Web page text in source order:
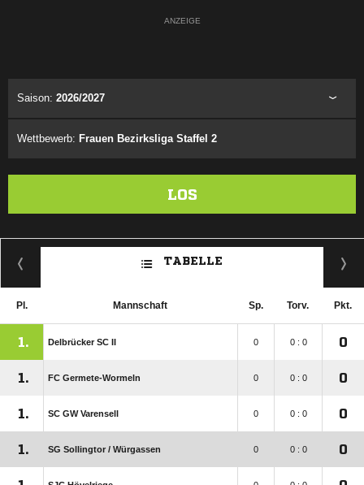
ANZEIGE
Saison: 2026/2027
Wettbewerb: Frauen Bezirksliga Staffel 2
LOS
TABELLE
Pl. Mannschaft Sp. Torv. Pkt.
1. Delbrücker SC II 0 0 : 0 0
1. FC Germete-Wormeln 0 0 : 0 0
1. SC GW Varensell 0 0 : 0 0
1. SG Sollingtor /​ Würgassen 0 0 : 0 0